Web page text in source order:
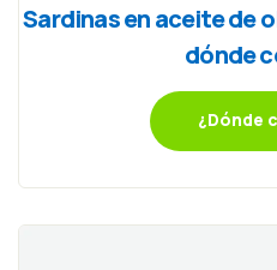
Sardinas en aceite de
dónde
¿Dónde